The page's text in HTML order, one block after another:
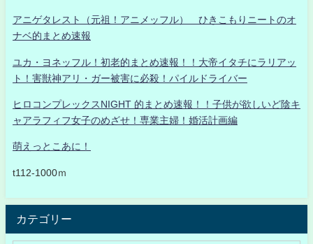
アニゲタレスト（元祖！アニメッフル） ひきこもりニートのオ
ナベ的まとめ速報
ユカ・ヨネッフル！初老的まとめ速報！！大帝イタチにラリアッ
ト！害獣神アリ・ガー被害に必殺！パイルドライバー
ヒロコンプレックスNIGHT 的まとめ速報！！子供が欲しいど陰キ
ャアラフィフ女子のめざせ！専業主婦！婚活計画編
萌えっとこあに！
t112-1000ｍ
カテゴリー